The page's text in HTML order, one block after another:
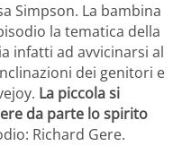
Simpson. La bambina
la tematica della
infatti ad avvicinarsi al
dei genitori e
La piccola si
da parte lo spirito
Richard Gere.